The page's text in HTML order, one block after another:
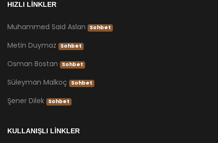
HIZLI LİNKLER
Muhammed Said Aslan Sohbet
Metin Duymaz Sohbet
Osman Bostan Sohbet
Süleyman Malkoç Sohbet
Şener Dilek Sohbet
KULLANIŞLI LİNKLER